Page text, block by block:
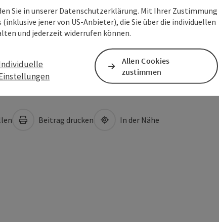
Beitrag drucken In der Nähe
Sie in unserer Datenschutzerklärung. Mit Ihrer Zustimmung
jener von US-Anbieter), die Sie über die individuellen
und jederzeit widerrufen können.
Allen Cookies
zustimmen